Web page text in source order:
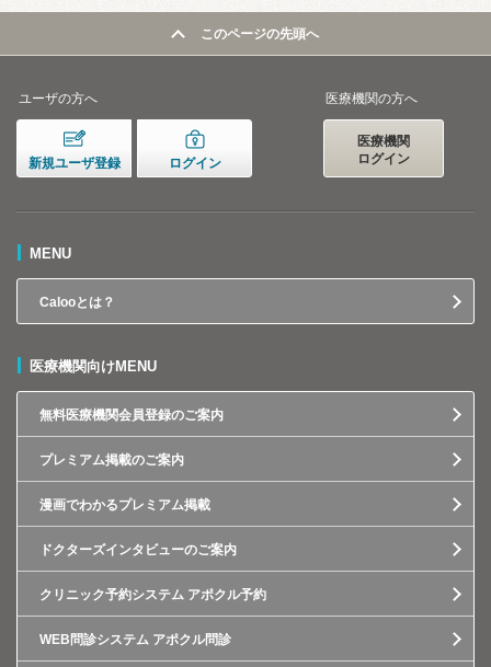
このページの先頭へ
ユーザの方へ
新規ユーザ登録 ログイン
医療機関の方へ
医療機関
ログイン
MENU
Calooとは？
医療機関向けMENU
無料医療機関会員登録のご案内
プレミアム掲載のご案内
漫画でわかるプレミアム掲載
ドクターズインタビューのご案内
クリニック予約システム アポクル予約
WEB問診システム アポクル問診